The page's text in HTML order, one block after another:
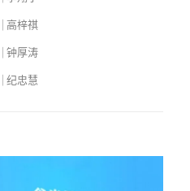
高梓祺
| 钟厚涛
纪忠慧